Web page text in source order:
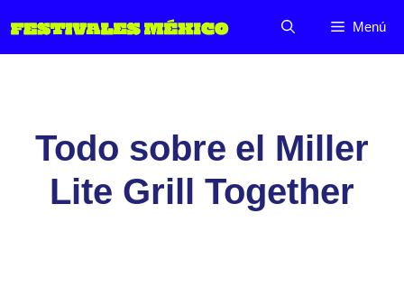
al
Menú
Todo sobre el Miller
Lite Grill Together